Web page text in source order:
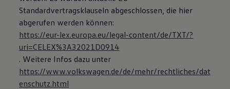
Magazin
Lifestyle
Transport
Familie
Elektromobilität
Volkswagen R
Pannen- und Unfallhilfe
Volkswagen Kundenbetreuung
Standardvertragsklauseln abgeschlossen, die hier
abgerufen werden können:
https://eur-lex.europa.eu/legal-content/de/TXT/?
uri=CELEX%3A32021D0914
. Weitere Infos dazu unter
https://www.volkswagen.de/de/mehr/rechtliches/dat
enschutz.html